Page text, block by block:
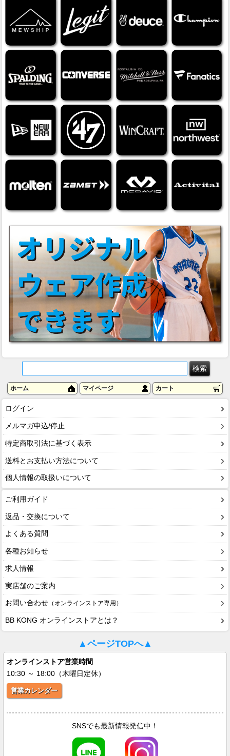
ホーム マイページ カート
ログイン
メルマガ申込/停止
特定商取引法に基づく表示
送料とお支払い方法について
個人情報の取扱いについて
ご利用ガイド
返品・交換について
よくある質問
各種お知らせ
求人情報
実店舗のご案内
お問い合わせ （オンラインストア専用）
BB KONG オンラインストアとは？
▲ページTOPへ▲
オンラインストア営業時間
10:30 ～ 18:00（木曜日定休）
営業カレンダー
SNSでも最新情報発信中！